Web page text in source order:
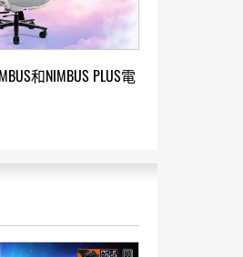
和NIMBUS PLUS電